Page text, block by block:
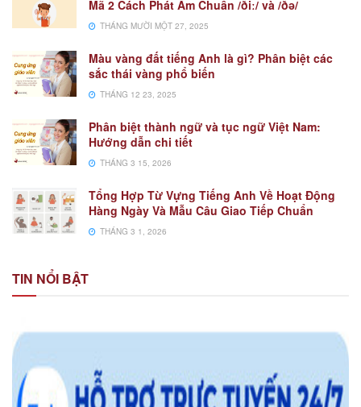
Mã 2 Cách Phát Âm Chuẩn /ðiː/ và /ðə/
THÁNG MƯỜI MỘT 27, 2025
Màu vàng đất tiếng Anh là gì? Phân biệt các
sắc thái vàng phổ biến
THÁNG 12 23, 2025
Phân biệt thành ngữ và tục ngữ Việt Nam:
Hướng dẫn chi tiết
THÁNG 3 15, 2026
Tổng Hợp Từ Vựng Tiếng Anh Về Hoạt Động
Hàng Ngày Và Mẫu Câu Giao Tiếp Chuẩn
THÁNG 3 1, 2026
TIN NỔI BẬT